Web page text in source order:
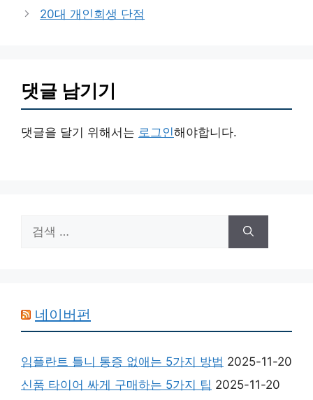
리
20대 개인회생 단점
댓글 남기기
댓글을 달기 위해서는 로그인해야합니다.
색:
네이버펀
임플란트 틀니 통증 없애는 5가지 방법 2025-11-20
신품 타이어 싸게 구매하는 5가지 팁 2025-11-20